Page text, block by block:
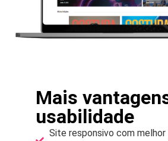
Mais
usabilidade
Site responsivo com